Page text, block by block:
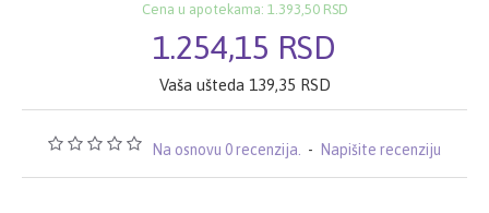
Na osnovu 0 recenzija. - Napišite recenziju
1.254,15 RSD
Cena u apotekama: 1.393,50 RSD
Vaša ušteda 139,35 RSD